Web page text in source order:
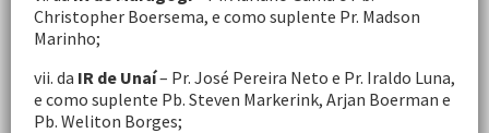
Christopher Boersema, e como suplente Pr. Madson
Marinho;
vii. da IR de Unaí– Pr. José Pereira Neto e Pr. Iraldo Luna,
e como suplente Pb. Steven Markerink, Arjan Boerman e
Pb. Weliton Borges;